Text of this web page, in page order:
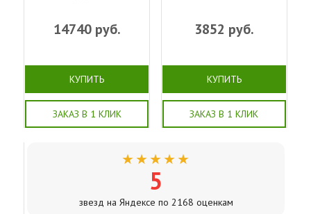
14740руб.
КУПИТЬ
ЗАКАЗ В 1 КЛИК
3852 руб.
КУПИТЬ
ЗАКАЗ В 1 КЛИК
★★★★★
5
звезд на Яндексе по 2168 оценкам